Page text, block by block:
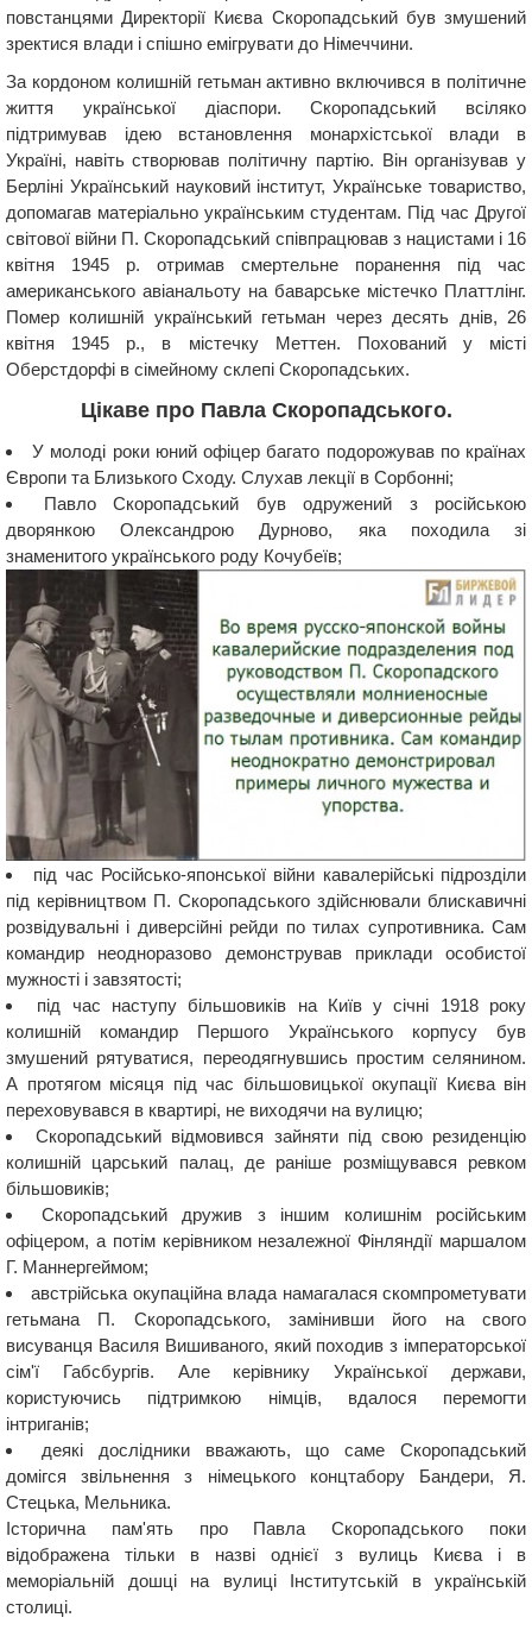
повстанцями Директорії Києва Скоропадський був змушений
зректися влади і спішно емігрувати до Німеччини.
За кордоном колишній гетьман активно включився в політичне
життя української діаспори. Скоропадський всіляко
підтримував ідею встановлення монархістської влади в
Україні, навіть створював політичну партію. Він організував у
Берліні Український науковий інститут, Українське товариство,
допомагав матеріально українським студентам. Під час Другої
світової війни П. Скоропадський співпрацював з нацистами і 16
квітня 1945 р. отримав смертельне поранення під час
американського авіанальоту на баварське містечко Платтлінг.
Помер колишній український гетьман через десять днів, 26
квітня 1945 р., в містечку Меттен. Похований у місті
Оберстдорфі в сімейному склепі Скоропадських.
Цікаве про Павла Скоропадського.
У молоді роки юний офіцер багато подорожував по країнах
Європи та Близького Сходу. Слухав лекції в Сорбонні;
Павло Скоропадський був одружений з російською
дворянкою Олександрою Дурново, яка походила зі
знаменитого українського роду Кочубеїв;
під час Російсько-японської війни кавалерійські підрозділи
під керівництвом П. Скоропадського здійснювали блискавичні
розвідувальні і диверсійні рейди по тилах супротивника. Сам
командир неодноразово демонстрував приклади особистої
мужності і завзятості;
під час наступу більшовиків на Київ у січні 1918 року
колишній командир Першого Українського корпусу був
змушений рятуватися, переодягнувшись простим селянином.
А протягом місяця під час більшовицької окупації Києва він
переховувався в квартирі, не виходячи на вулицю;
Скоропадський відмовився зайняти під свою резиденцію
колишній царський палац, де раніше розміщувався ревком
більшовиків;
Скоропадський дружив з іншим колишнім російським
офіцером, а потім керівником незалежної Фінляндії маршалом
Г. Маннергеймом;
австрійська окупаційна влада намагалася скомпрометувати
гетьмана П. Скоропадського, замінивши його на свого
висуванця Василя Вишиваного, який походив з імператорської
сім'ї Габсбургів. Але керівнику Української держави,
користуючись підтримкою німців, вдалося перемогти
інтриганів;
деякі дослідники вважають, що саме Скоропадський
домігся звільнення з німецького концтабору Бандери, Я.
Стецька, Мельника.
Історична пам'ять про Павла Скоропадського поки
відображена тільки в назві однієї з вулиць Києва і в
меморіальній дошці на вулиці Інститутській в українській
столиці.